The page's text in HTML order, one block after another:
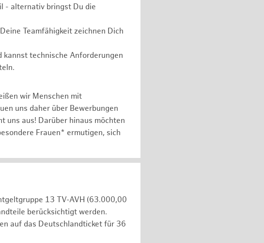
- alternativ bringst Du die
Teamfähigkeit zeichnen Dich
kannst technische Anforderungen
wir Menschen mit
uns daher über Bewerbungen
uns aus! Darüber hinaus möchten
Frauen* ermutigen, sich
13 TV-AVH (63.000,00
berücksichtigt werden.
auf das Deutschlandticket für 36